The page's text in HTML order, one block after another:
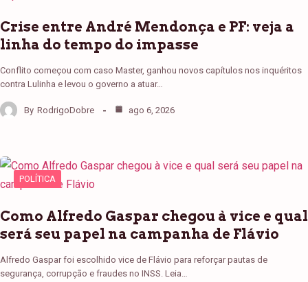
Crise entre André Mendonça e PF: veja a
linha do tempo do impasse
Conflito começou com caso Master, ganhou novos capítulos nos inquéritos
contra Lulinha e levou o governo a atuar…
By RodrigoDobre ago 6, 2026
POLÍTICA
Como Alfredo Gaspar chegou à vice e qual
será seu papel na campanha de Flávio
Alfredo Gaspar foi escolhido vice de Flávio para reforçar pautas de
segurança, corrupção e fraudes no INSS. Leia…